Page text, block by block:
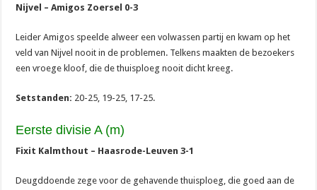
Nijvel – Amigos Zoersel 0-3
Leider Amigos speelde alweer een volwassen partij en kwam op het
veld van Nijvel nooit in de problemen. Telkens maakten de bezoekers
een vroege kloof, die de thuisploeg nooit dicht kreeg.
Setstanden: 20-25, 19-25, 17-25.
Eerste divisie A (m)
Fixit Kalmthout – Haasrode-Leuven 3-1
Deugddoende zege voor de gehavende thuisploeg, die goed aan de